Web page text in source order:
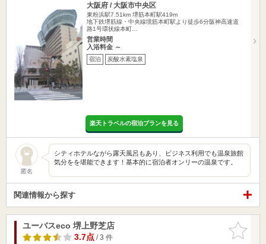
大阪府 / 大阪市中央区
東粉浜駅7.51km 堺筋本町駅419m
地下鉄堺筋線・中央線境筋本町駅より徒歩6分阪神高速道
路1号環状線本町…
営業時間
入浴料金 ～
宿泊 炭酸水素塩泉
楽天トラベルの宿泊プランを見る
匿名
シティホテルながら露天風呂もあり、ビジネス利用でも温泉旅館
気分をを堪能できます！基本的に宿泊者オンリーの温泉です。
関連情報から探す
お気に入
りに追加
ユーバスeco 堺上野芝店
3.7点/ 3 件